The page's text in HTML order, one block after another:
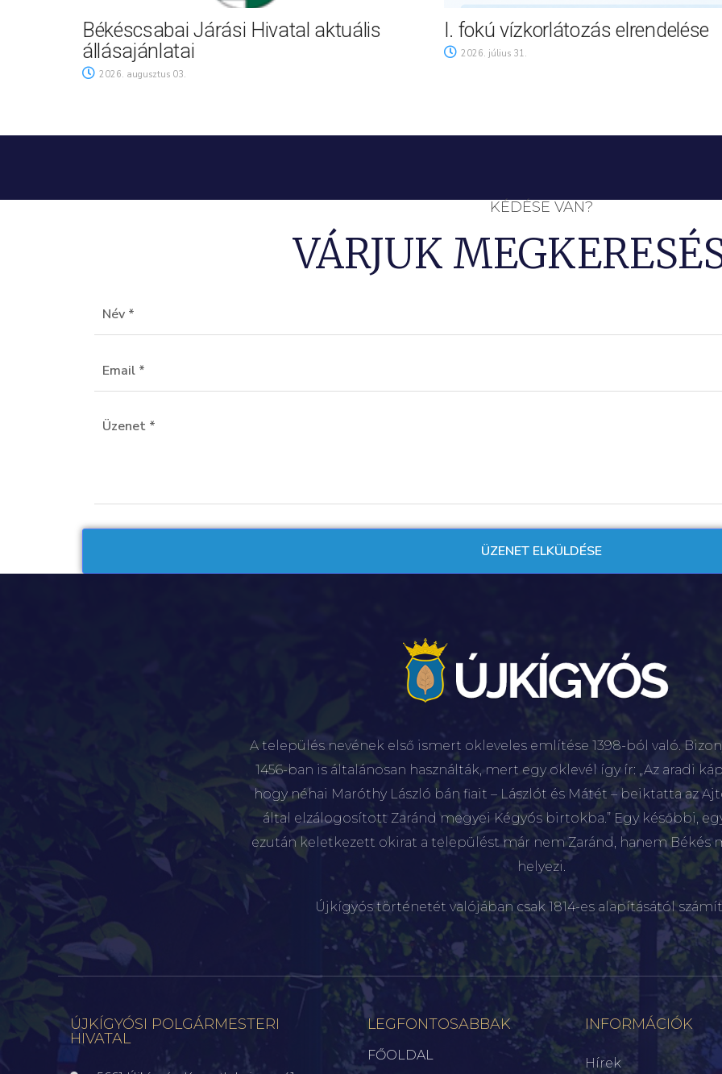
Békéscsabai Járási Hivatal aktuális
állásajánlatai
2026. augusztus 03.
I. fokú vízkorlátozás elrendelése
2026. július 31.
KÉDÉSE VAN?
VÁRJUK
A település nevének első ismert okleveles említése 1398-ból való.
1456-ban is általánosan használták, mert egy oklevél így ír: „Az aradi
hogy néhai Maróthy László bán fiait – Lászlót és Mátét – beiktatta az
által elzálogosított Zaránd megyei Kégyós birtokba.” Egy későbbi,
ezután keletkezett okirat a települést már nem Zaránd, hanem Békés
helyezi.
Újkígyós történetét valójában csak 1814-es alapításától
ÚJKÍGYÓSI POLGÁRMESTERI
HIVATAL
LEGFONTOSABBAK
FŐOLDAL
INFORMÁCIÓK
Hírek